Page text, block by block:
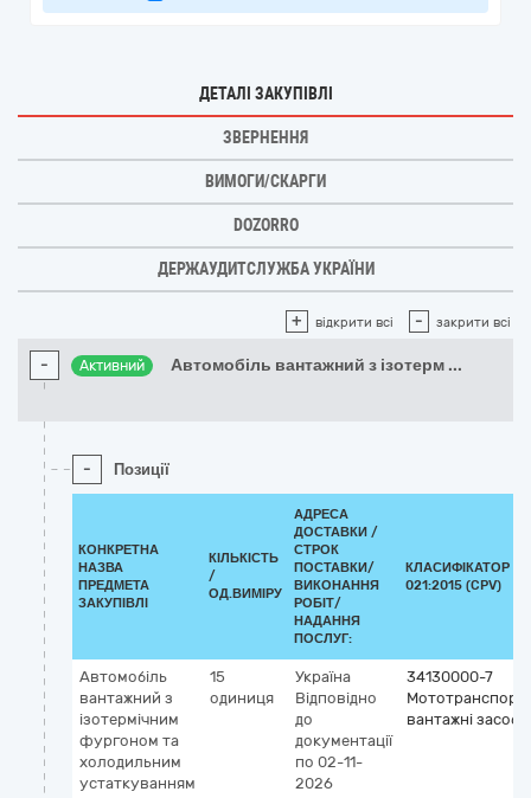
ДЕТАЛІ ЗАКУПІВЛІ
ЗВЕРНЕННЯ
ВИМОГИ/СКАРГИ
DOZORRO
ДЕРЖАУДИТСЛУЖБА УКРАЇНИ
+ відкрити всі - закрити всі
- Активний Автомобіль вантажний з ізотерм ...
- Позиції
КОНКРЕТНА
НАЗВА
ПРЕДМЕТА
ЗАКУПІВЛІ
КІЛЬКІСТЬ
/
ОД.ВИМІРУ
АДРЕСА
ДОСТАВКИ /
СТРОК
ПОСТАВКИ/
ВИКОНАННЯ
РОБІТ/
НАДАННЯ
ПОСЛУГ:
КЛАСИФІКАТОР ДК
021:2015 (CPV)
Автомобіль
вантажний з
ізотермічним
фургоном та
холодильним
устаткуванням
15
одиниця
Україна
Відповідно
до
документації
по 02-11-
2026
34130000-7
вантажні засоби